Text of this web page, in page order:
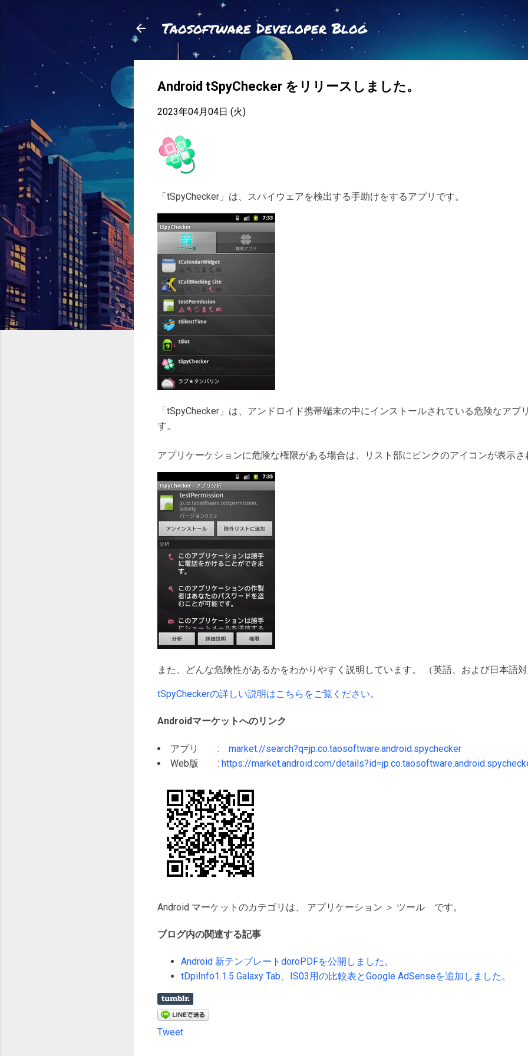
スキップしてメイン コンテンツに移動
Taosoftware Developer Blog
Android tSpyChecker をリリースしました。
2023年04月04日 (火)
「tSpyChecker」は、スパイウェアを検出する手助けをするアプリです。
「tSpyChecker」は、アンドロイド携帯端末の中にインストールされている危険なアプ
す。
アプリケーケションに危険な権限がある場合は、リスト部にピンクのアイコンが表示さ
また、どんな危険性があるかをわかりやすく説明しています。 （英語、および日本語対
tSpyCheckerの詳しい説明はこちらをご覧ください。
Androidマーケットへのリンク
アプリ : market://search?q=jp.co.taosoftware.android.spychecker
Web版 : https://market.android.com/
Android マーケットのカテゴリは、 アプリケーション ＞ ツール です。
ブログ内の関連する記事
Android 新テンプレートdoroPDFを公開しました。
tDpiInfo1.1.5 Galaxy Tab、IS03用の比較表とGoogle AdSenseを追加しました。
Tweet